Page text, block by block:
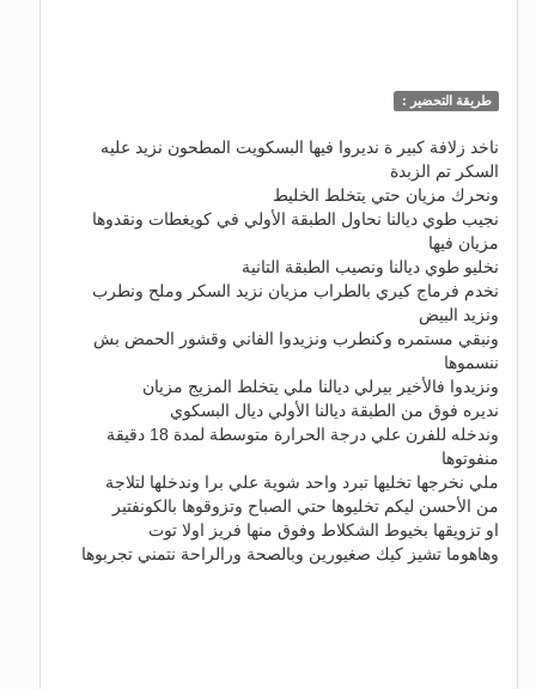
طريقة التحضير :
ناخد زلافة كبير ة نديروا فيها البسكويت المطحون نزيد عليه
السكر تم الزبدة
ونحرك مزيان حتي يتخلط الخليط
نجيب طوي ديالنا نحاول الطبقة الأولي في كويغطات ونقدوها
مزيان فيها
نخليو طوي ديالنا ونصيب الطبقة التانية
نخدم فرماج كيري بالطراب مزيان نزيد السكر وملح ونطرب
ونزيد البيض
ونبقي مستمره وكنطرب ونزيدوا الفاني وقشور الحمض بش
ننسموها
ونزيدوا فالأخير بيرلي ديالنا ملي يتخلط المزيج مزيان
نديره فوق من الطبقة ديالنا الأولي ديال البسكوي
وندخله للفرن علي درجة الحرارة متوسطة لمدة 18 دقيقة
منفوتوها
ملي نخرجها تخليها تبرد واحد شوية علي برا وندخلها لتلاجة
من الأحسن ليكم تخليوها حتي الصباح وتزوقوها بالكونفتير
او تزويقها بخيوط الشكلاط وفوق منها فريز اولا توت
وهاهوما تشيز كيك صغيورين وبالصحة ورالراحة نتمني تجربوها